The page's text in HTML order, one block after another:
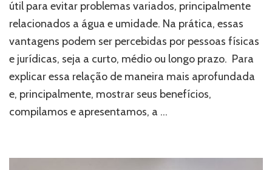
as
principais
vantagens
desse
produto
útil para evitar problemas variados, principalmente
relacionados a água e umidade. Na prática, essas
vantagens podem ser percebidas por pessoas físicas
e jurídicas, seja a curto, médio ou longo prazo. Para
explicar essa relação de maneira mais aprofundada
e, principalmente, mostrar seus benefícios,
compilamos e apresentamos, a …